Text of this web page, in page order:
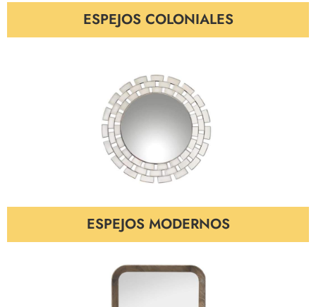
ESPEJOS COLONIALES
ESPEJOS MODERNOS